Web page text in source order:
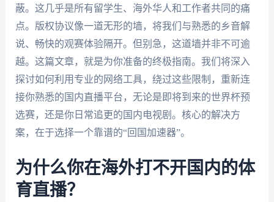
蔽。这几乎是所有留学生、海外华人和工作者共同的痛
点。版权协议像一道无形的墙，将我们与熟悉的乡音解
说、畅快的观赛体验隔开。但别急，这道墙并非不可逾
越。这篇文章，就是为你准备的终极指南。我们将深入
探讨如何利用专业的网络工具，绕过这些限制，重新连
接你熟悉的国内直播平台，无论是即将到来的世界杯预
选赛，还是你日常追更的国内电视剧。核心的解决方
案，在于选择一个靠谱的“回国加速器”。
为什么你在海外打不开国内的体
育直播？